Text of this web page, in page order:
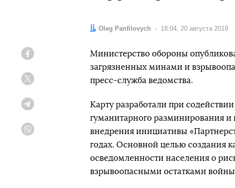
Автор:
Oleg Panfilovych Дата:
18:04, 20 августа 2019
Министерство обороны
загрязненных минами и
пресс-служба ведомства.
Карту разработали при
гуманитарного разминирования
внедрения инициативы
годах. Основной целью создания
осведомленности населения о
взрывоопасными остатками